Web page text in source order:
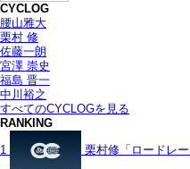
CYCLOG
腰山雅大
栗村 修
佐藤一朗
宮澤 崇史
福島 晋一
中川裕之
すべてのCYCLOGを見る
RANKING
1
栗村修「ロードレ